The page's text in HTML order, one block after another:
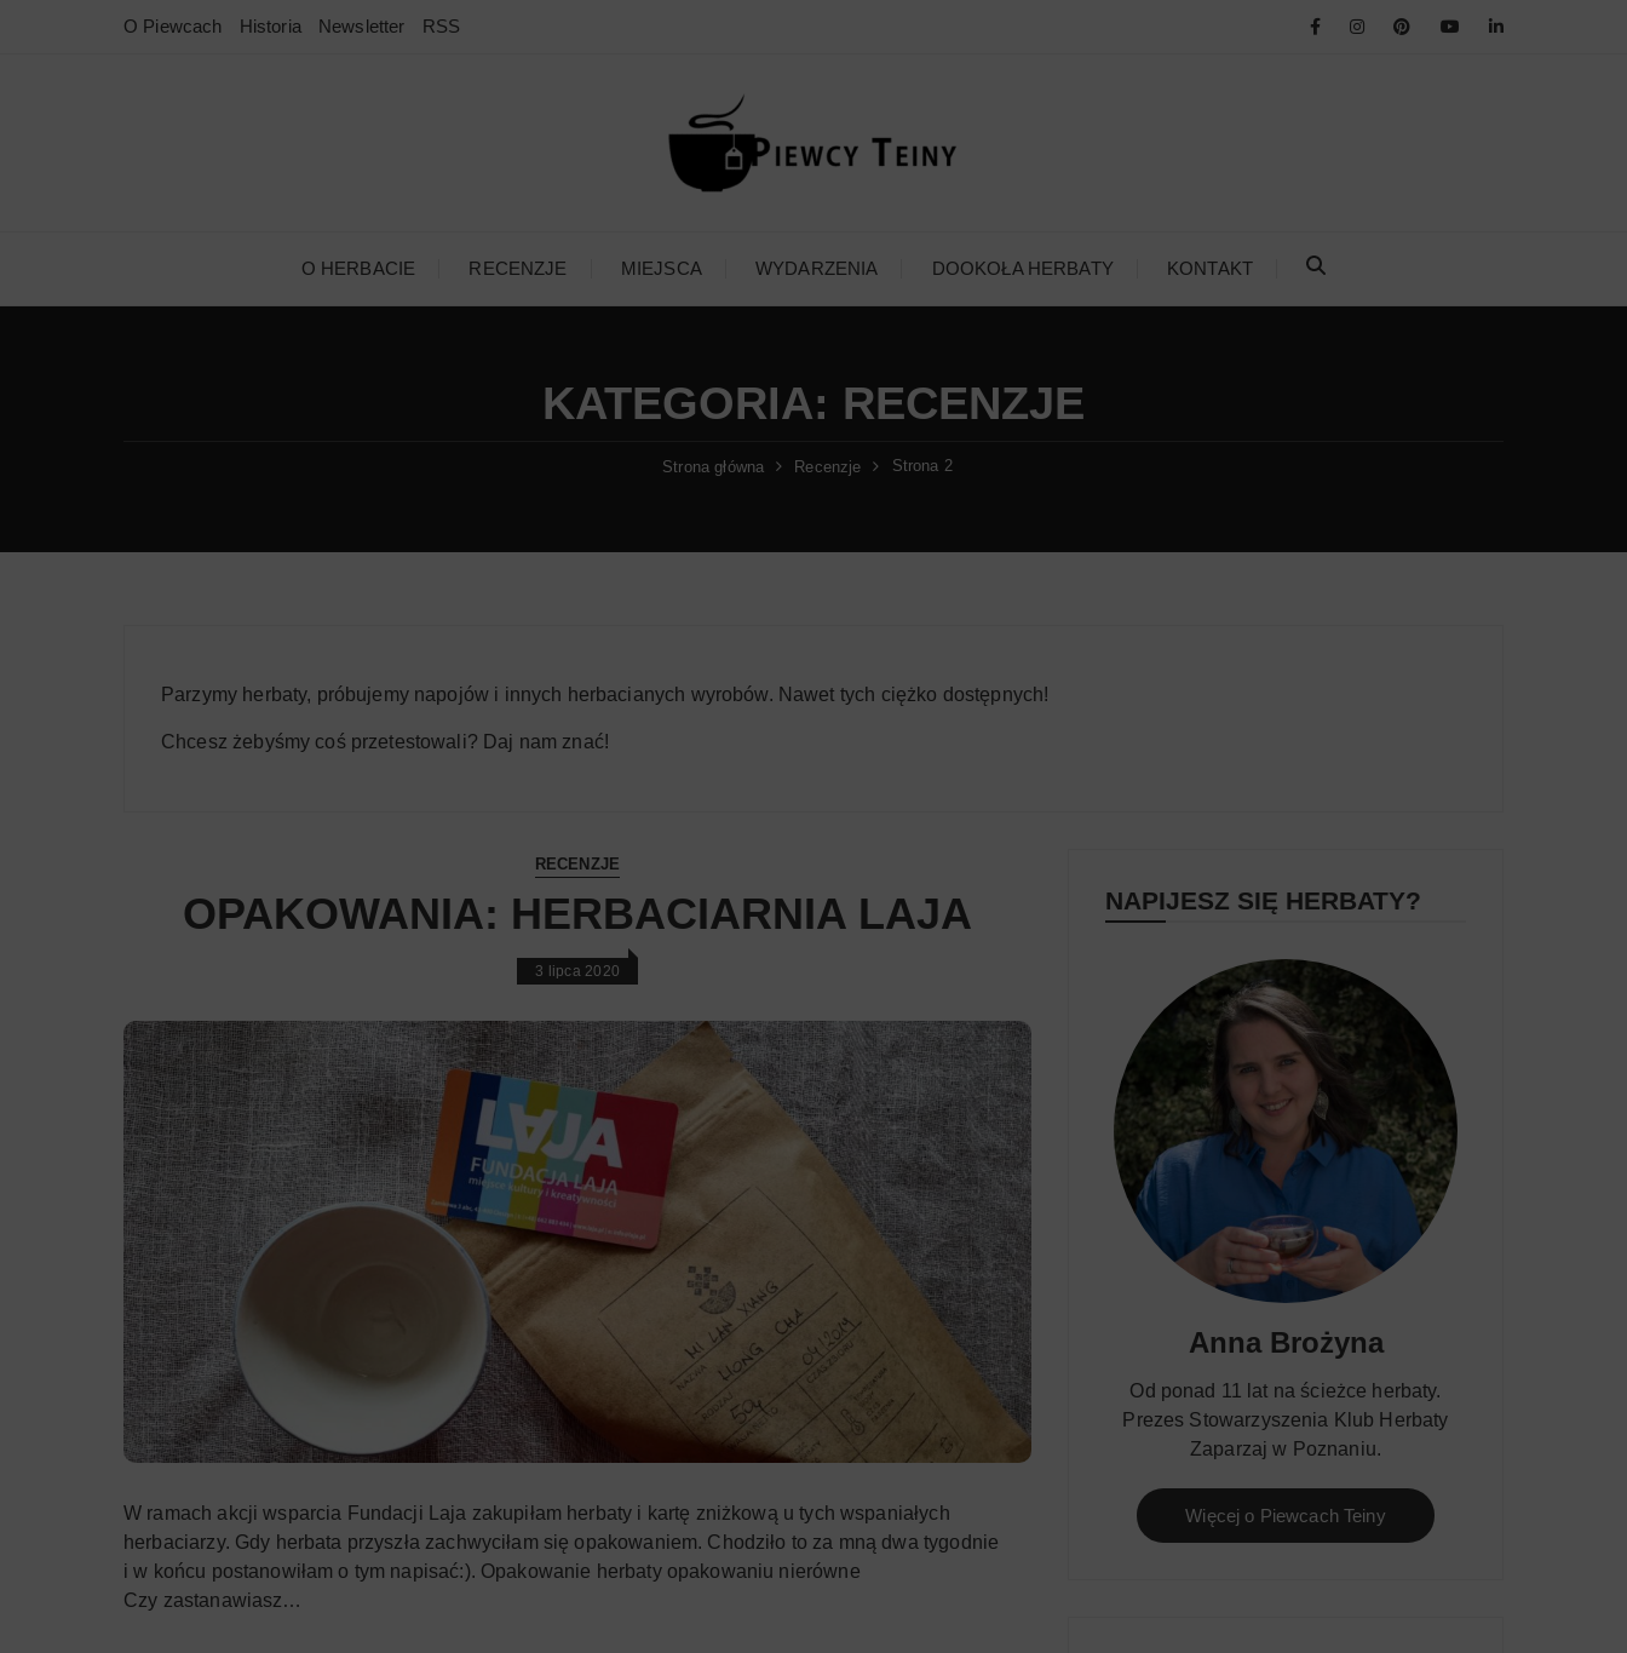
O Piewcach Historia Newsletter RSS
O HERBACIE RECENZJE MIEJSCA WYDARZENIA DOOKOŁA HERBATY KONTAKT
KATEGORIA: RECENZJE
Strona główna Recenzje Strona 2
Parzymy herbaty, próbujemy napojów i innych herbacianych wyrobów. Nawet tych ciężko dostępnych!
Chcesz żebyśmy coś przetestowali? Daj nam znać!
RECENZJE
OPAKOWANIA: HERBACIARNIA LAJA
3 lipca 2020
W ramach akcji wsparcia Fundacji Laja zakupiłam herbaty i kartę zniżkową u tych wspaniałych
herbaciarzy. Gdy herbata przyszła zachwyciłam się opakowaniem. Chodziło to za mną dwa tygodnie
i w końcu postanowiłam o tym napisać:). Opakowanie herbaty opakowaniu nierówne
Czy zastanawiasz…
NAPIJESZ SIĘ HERBATY?
Anna Brożyna
Od ponad 11 lat na ścieżce herbaty.
Prezes Stowarzyszenia Klub Herbaty
Zaparzaj w Poznaniu.
Więcej o Piewcach Teiny